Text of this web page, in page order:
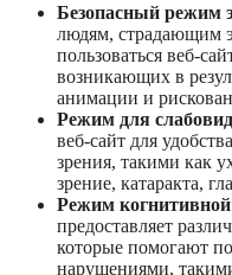
Безопасный режим
людям, страдающим
пользоваться веб-
возникающих в
анимации и
Режим для
веб-сайт для
зрения, такими как
зрение, катаракта,
Режим
предоставляет
которые помогают
нарушениями,